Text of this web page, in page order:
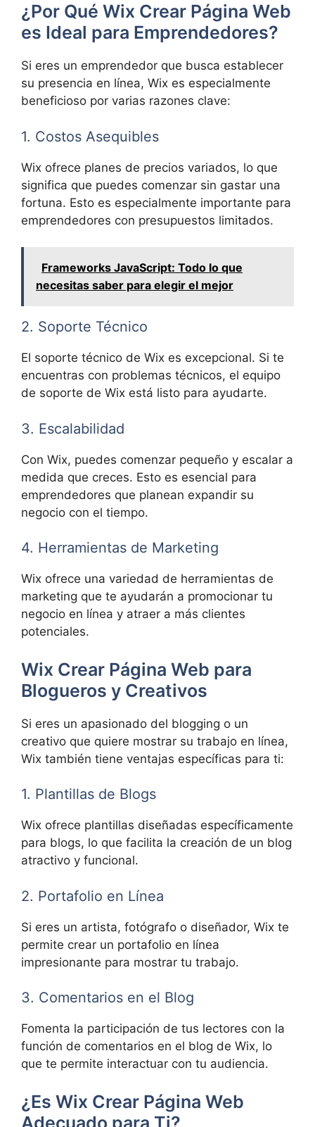
¿Por Qué Wix Crear Página Web
es Ideal para Emprendedores?
Si eres un emprendedor que busca establecer
su presencia en línea, Wix es especialmente
beneficioso por varias razones clave:
1. Costos Asequibles
Wix ofrece planes de precios variados, lo que
significa que puedes comenzar sin gastar una
fortuna. Esto es especialmente importante para
emprendedores con presupuestos limitados.
Frameworks JavaScript: Todo lo que
necesitas saber para elegir el mejor
2. Soporte Técnico
El soporte técnico de Wix es excepcional. Si te
encuentras con problemas técnicos, el equipo
de soporte de Wix está listo para ayudarte.
3. Escalabilidad
Con Wix, puedes comenzar pequeño y escalar a
medida que creces. Esto es esencial para
emprendedores que planean expandir su
negocio con el tiempo.
4. Herramientas de Marketing
Wix ofrece una variedad de herramientas de
marketing que te ayudarán a promocionar tu
negocio en línea y atraer a más clientes
potenciales.
Wix Crear Página Web para
Blogueros y Creativos
Si eres un apasionado del blogging o un
creativo que quiere mostrar su trabajo en línea,
Wix también tiene ventajas específicas para ti:
1. Plantillas de Blogs
Wix ofrece plantillas diseñadas específicamente
para blogs, lo que facilita la creación de un blog
atractivo y funcional.
2. Portafolio en Línea
Si eres un artista, fotógrafo o diseñador, Wix te
permite crear un portafolio en línea
impresionante para mostrar tu trabajo.
3. Comentarios en el Blog
Fomenta la participación de tus lectores con la
función de comentarios en el blog de Wix, lo
que te permite interactuar con tu audiencia.
¿Es Wix Crear Página Web
Adecuado para Ti?